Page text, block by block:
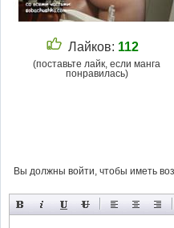
Лайков: 112
(поставьте лайк, если манга
понравилась)
Вы должны войти, чтобы иметь